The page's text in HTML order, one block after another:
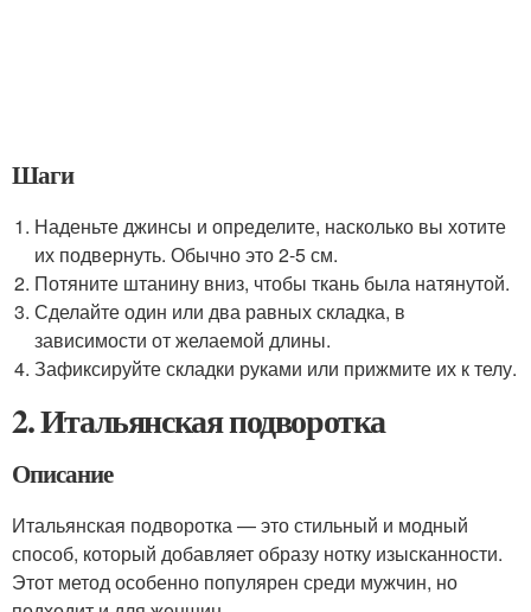
Шаги
Наденьте джинсы и определите, насколько вы хотите
их подвернуть. Обычно это 2-5 см.
Потяните штанину вниз, чтобы ткань была натянутой.
Сделайте один или два равных складка, в
зависимости от желаемой длины.
Зафиксируйте складки руками или прижмите их к телу.
2. Итальянская подворотка
Описание
Итальянская подворотка — это стильный и модный
способ, который добавляет образу нотку изысканности.
Этот метод особенно популярен среди мужчин, но